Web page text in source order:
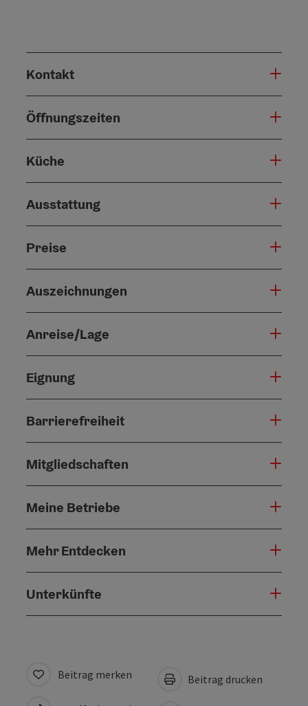
Kontakt
Öffnungszeiten
Küche
Ausstattung
Preise
Auszeichnungen
Anreise/Lage
Eignung
Barrierefreiheit
Mitgliedschaften
Meine Betriebe
Mehr Entdecken
Unterkünfte
Beitrag merken Beitrag drucken